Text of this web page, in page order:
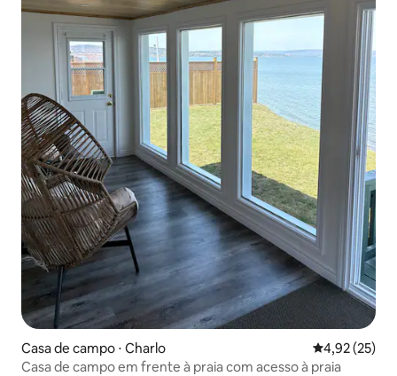
Casa de campo ⋅ Charlo 4,92 de uma
4,92 (25)
Casa de campo em frente à praia com acesso à praia